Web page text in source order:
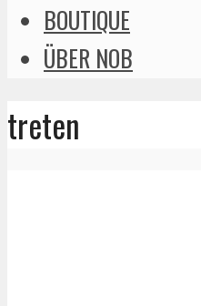
BOUTIQUE
ÜBER NOB
treten